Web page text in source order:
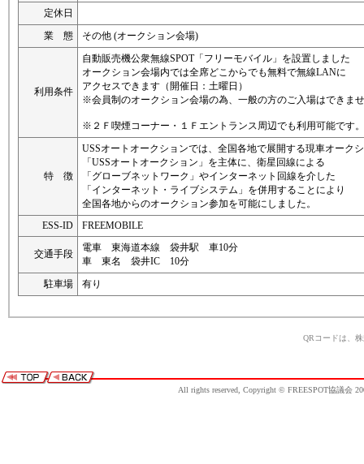
定休日
業 態
その他 (オークション会場)
利用条件
自動販売機公衆無線SPOT「フリーモバイル」を設置しました
オークション会場内では全席どこからでも無料で無線LANに
アクセスできます（開催日：土曜日）
※会員制のオークション会場の為、一般の方のご入場はできま
※２Ｆ喫煙コーナー・１Ｆエントランス周辺でも利用可能です。
特 徴
USSオートオークションでは、全国各地で展開する現車オーク
「USSオートオークション」を主体に、衛星回線による
「グローブネットワーク」やインターネット回線を介した
「インターネット・ライブシステム」を併用することにより
全国各地からのオークション参加を可能にしました。
ESS-ID
FREEMOBILE
交通手段
電車 東海道本線 袋井駅 車10分
車 東名 袋井IC 10分
駐車場
有り
QRコードは、
All rights reserved, Copyright © FREESPOT協議会